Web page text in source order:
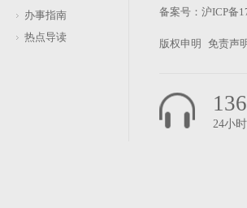
份、学历背景、工作单位及社保税
办事指南
热点导读
备案号： 沪ICP备
版权申明 免责声
24小